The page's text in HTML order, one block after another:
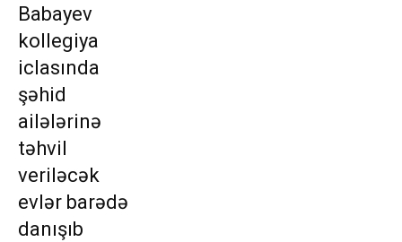
Babayev
kollegiya
iclasında
şəhid
ailələrinə
təhvil
veriləcək
evlər barədə
danışıb